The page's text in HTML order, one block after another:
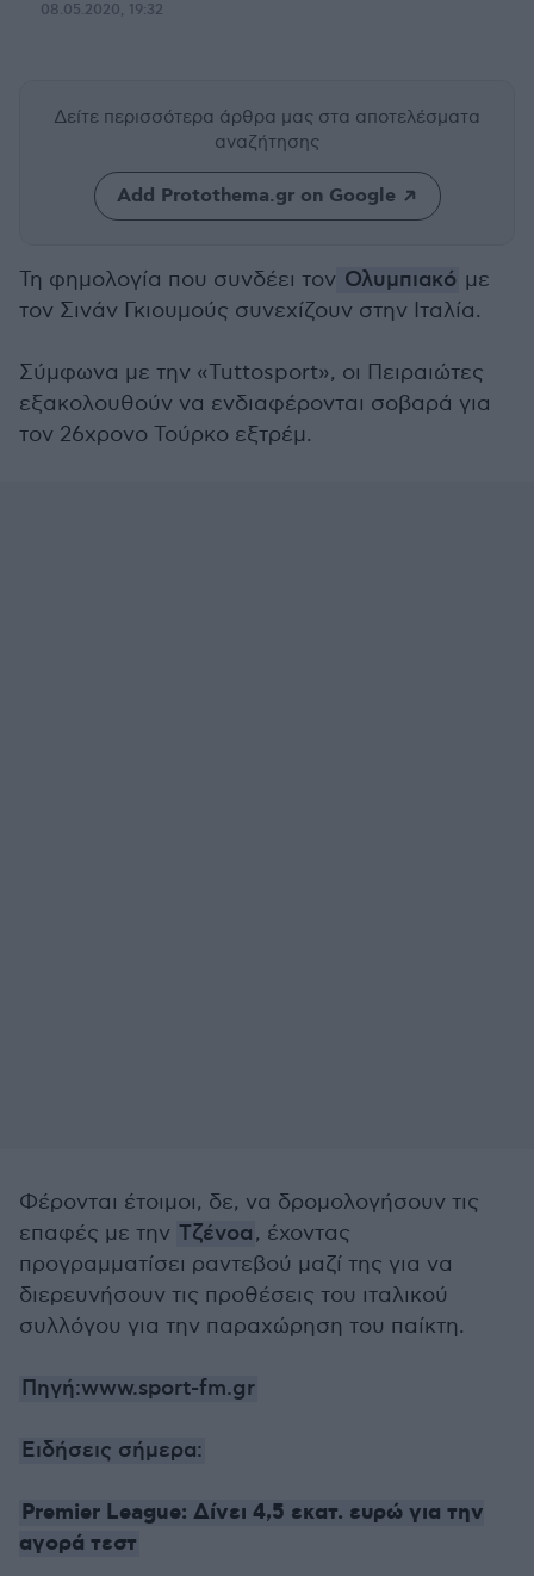
08.05.2020, 19:32
Δείτε περισσότερα άρθρα μας στα αποτελέσματα
αναζήτησης
Add Protothema.gr on Google
Τη φημολογία που συνδέει τον Ολυμπιακό με
τον Σινάν Γκιουμούς συνεχίζουν στην Ιταλία.
Σύμφωνα με την «Tuttosport», οι Πειραιώτες
εξακολουθούν να ενδιαφέρονται σοβαρά για
τον 26χρονο Τούρκο εξτρέμ.
Φέρονται έτοιμοι, δε, να δρομολογήσουν τις
επαφές με την Τζένοα, έχοντας
προγραμματίσει ραντεβού μαζί της για να
διερευνήσουν τις προθέσεις του ιταλικού
συλλόγου για την παραχώρηση του παίκτη.
Πηγή:www.sport-fm.gr
Ειδήσεις σήμερα:
Premier League: Δίνει 4,5 εκατ. ευρώ για την
αγορά τεστ